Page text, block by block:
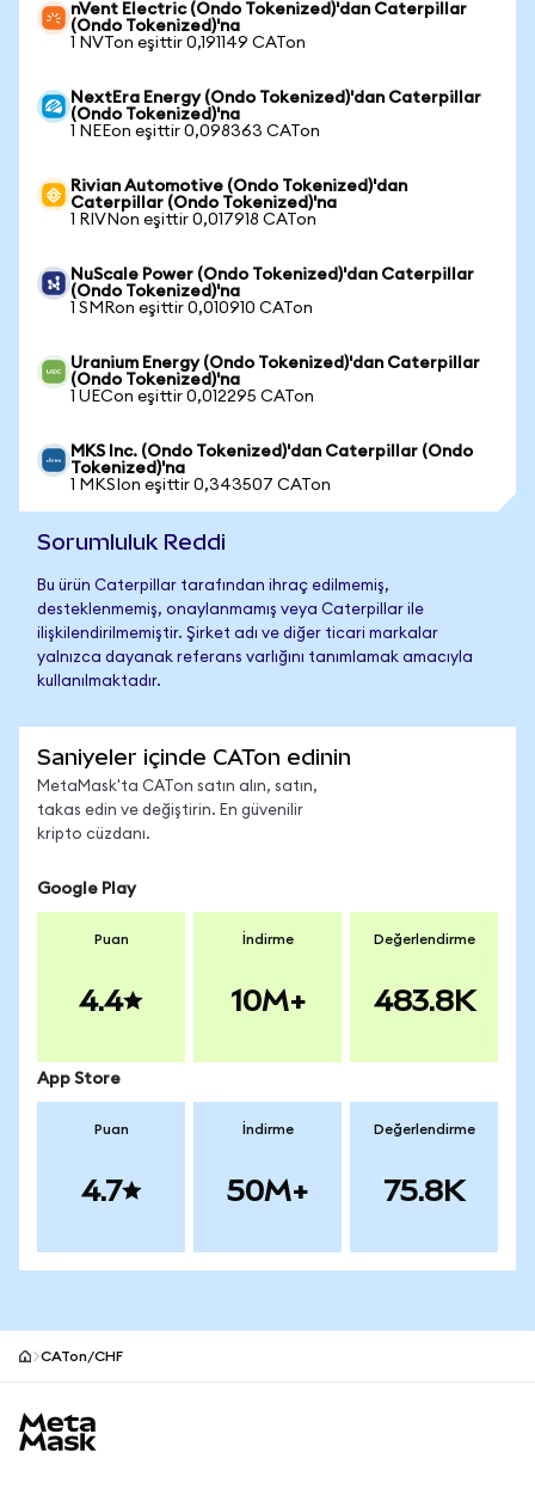
nVent Electric (Ondo Tokenized)'dan Caterpillar
(Ondo Tokenized)'na
1 NVTon eşittir 0,191149 CATon
NextEra Energy (Ondo Tokenized)'dan Caterpillar
(Ondo Tokenized)'na
1 NEEon eşittir 0,098363 CATon
Rivian Automotive (Ondo Tokenized)'dan
Caterpillar (Ondo Tokenized)'na
1 RIVNon eşittir 0,017918 CATon
NuScale Power (Ondo Tokenized)'dan Caterpillar
(Ondo Tokenized)'na
1 SMRon eşittir 0,010910 CATon
Uranium Energy (Ondo Tokenized)'dan Caterpillar
(Ondo Tokenized)'na
1 UECon eşittir 0,012295 CATon
MKS Inc. (Ondo Tokenized)'dan Caterpillar (Ondo
Tokenized)'na
1 MKSIon eşittir 0,343507 CATon
Sorumluluk Reddi
Bu ürün Caterpillar tarafından ihraç edilmemiş,
desteklenmemiş, onaylanmamış veya Caterpillar ile
ilişkilendirilmemiştir. Şirket adı ve diğer ticari markalar
yalnızca dayanak referans varlığını tanımlamak amacıyla
kullanılmaktadır.
Saniyeler içinde CATon edinin
MetaMask'ta CATon satın alın, satın,
takas edin ve değiştirin. En güvenilir
kripto cüzdanı.
Google Play
Puan
4.4
İndirme
10M+
Değerlendirme
483.8K
App Store
Puan
4.7
İndirme
50M+
Değerlendirme
75.8K
CATon/CHF